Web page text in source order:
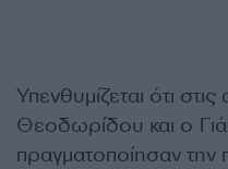
Υπενθυμίζεται ότι
Θεοδωρίδου και ο
πραγματοποίησαν την